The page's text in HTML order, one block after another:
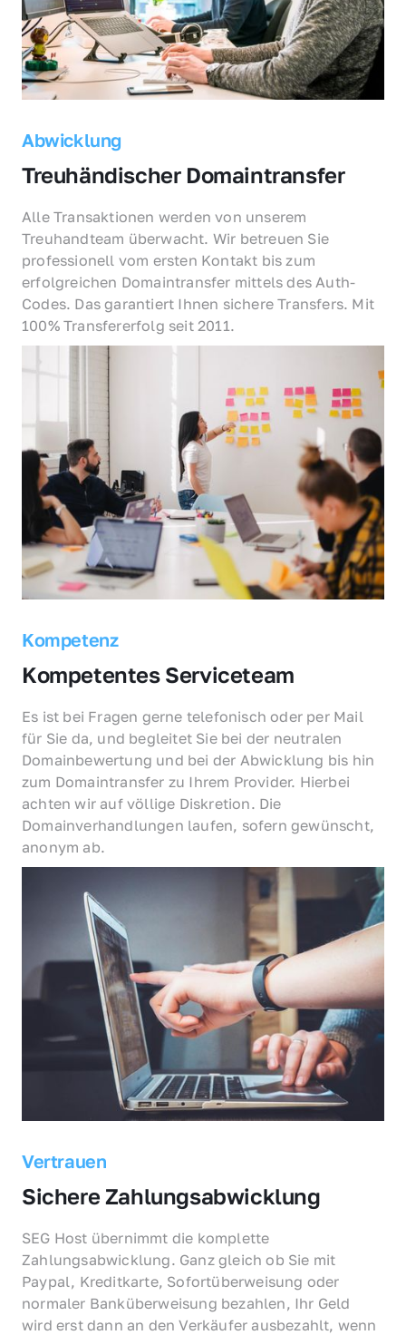
Abwicklung
Treuhändischer Domaintransfer
Alle Transaktionen werden von unserem
Treuhandteam überwacht. Wir betreuen Sie
professionell vom ersten Kontakt bis zum
erfolgreichen Domaintransfer mittels des Auth-
Codes. Das garantiert Ihnen sichere Transfers. Mit
100% Transfererfolg seit 2011.
Kompetenz
Kompetentes Serviceteam
Es ist bei Fragen gerne telefonisch oder per Mail
für Sie da, und begleitet Sie bei der neutralen
Domainbewertung und bei der Abwicklung bis hin
zum Domaintransfer zu Ihrem Provider. Hierbei
achten wir auf völlige Diskretion. Die
Domainverhandlungen laufen, sofern gewünscht,
anonym ab.
Vertrauen
Sichere Zahlungsabwicklung
SEG Host übernimmt die komplette
Zahlungsabwicklung. Ganz gleich ob Sie mit
Paypal, Kreditkarte, Sofortüberweisung oder
normaler Banküberweisung bezahlen, Ihr Geld
wird erst dann an den Verkäufer ausbezahlt, wenn